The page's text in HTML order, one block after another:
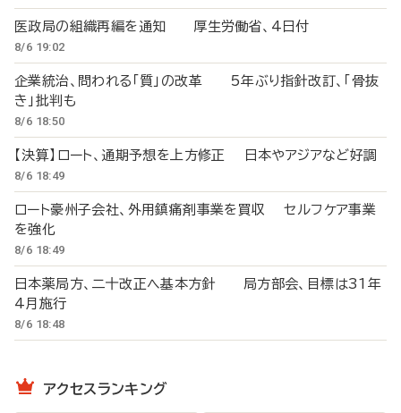
医政局の組織再編を通知 厚生労働省、4日付
8/6 19:02
企業統治、問われる「質」の改革 5年ぶり指針改訂、「骨抜
き」批判も
8/6 18:50
【決算】ロート、通期予想を上方修正 日本やアジアなど好調
8/6 18:49
ロート豪州子会社、外用鎮痛剤事業を買収 セルフケア事業
を強化
8/6 18:49
日本薬局方、二十改正へ基本方針 局方部会、目標は31年
4月施行
8/6 18:48
アクセスランキング